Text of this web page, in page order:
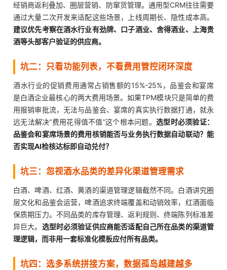
经销商返利叠加、圈层营销、防窜货管理。通用型CRM往往需要
通过大量二次开发来适配这些场景，上线周期长、隐性成本高。
建议优先考察在酒水行业有劲牌、口子酒业、舍得酒业、上海贵
酒等头部客户验证的供应商。
坑二：只看功能列表，不看费用管控闭环深度
酒水行业的促销费用通常占销售额的15%-25%，品鉴会和宴席
是白酒企业最核心的两大费用场景。如果TPM模块只是简单的费
用报销审批流，无法与品鉴会、宴席的真实执行数据打通，就永
远无法解决“费用花得值不值”这个根本问题。 选型时必须验证：
品鉴会和宴席场景的费用核销能否与业务执行数据自动联动？能
否实现AI检核达标即自动兑付？
坑三：忽视酒水品类的差异化渠道管理需求
白酒、啤酒、红酒、黄酒的渠道管理逻辑截然不同。白酒讲究圈
层文化和品鉴会运营，啤酒追求终端覆盖和动销效率，红酒面临
保质期压力。不同品类的库存管理、返利规则、终端陈列标准差
异巨大。 选型时必须验证供应商能否适配自己所在品类的渠道管
理逻辑，而非用一套标准化模板应付所有品类。
坑四：选多系统拼接方案，数据孤岛越建越多